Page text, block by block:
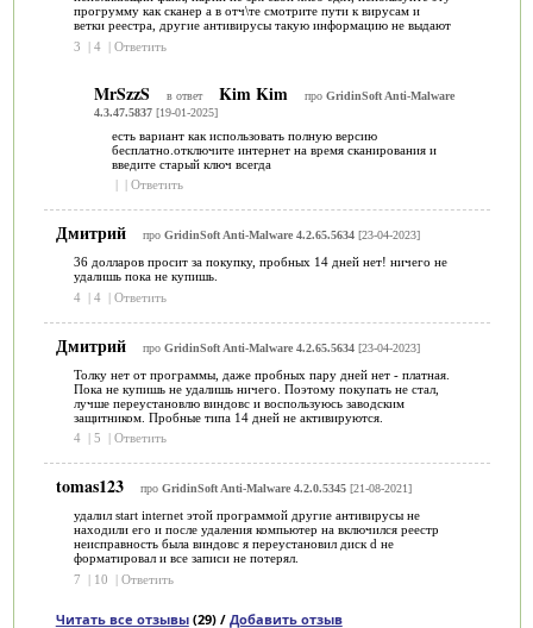
прогрумму как сканер а в отч\те смотрите пути к вирусам и
ветки реестра, другие антивирусы такую информацию не выдают
3
| 4 | Ответить
MrSzzS в ответ Kim Kim про GridinSoft Anti-Malware
4.3.47.5837[19-01-2025]
есть вариант как использовать полную версию
бесплатно.отключите интернет на время сканирования и
введите старый ключ всегда
Ответить
Дмитрий про GridinSoft Anti-Malware 4.2.65.5634[23-04-2023]
36 долларов просит за покупку, пробных 14 дней нет! ничего не
удалишь пока не купишь.
4 | 4 | Ответить
Дмитрий про GridinSoft Anti-Malware 4.2.65.5634[23-04-2023]
Толку нет от программы, даже пробных пару дней нет - платная.
Пока не купишь не удалишь ничего. Поэтому покупать не стал,
лучше переустановлю виндовс и воспользуюсь заводским
защитником. Пробные типа 14 дней не активируются.
4
5 Ответить
tomas123 про GridinSoft Anti-Malware 4.2.0.5345[21-08-2021]
удалил start internet этой программой другие антивирусы не
находили его и после удаления компьютер на включился реестр
неисправность была виндовс я переустановил диск d не
форматировал и все записи не потерял.
7
| 10 | Ответить
Читать все отзывы(29) / Добавить отзыв